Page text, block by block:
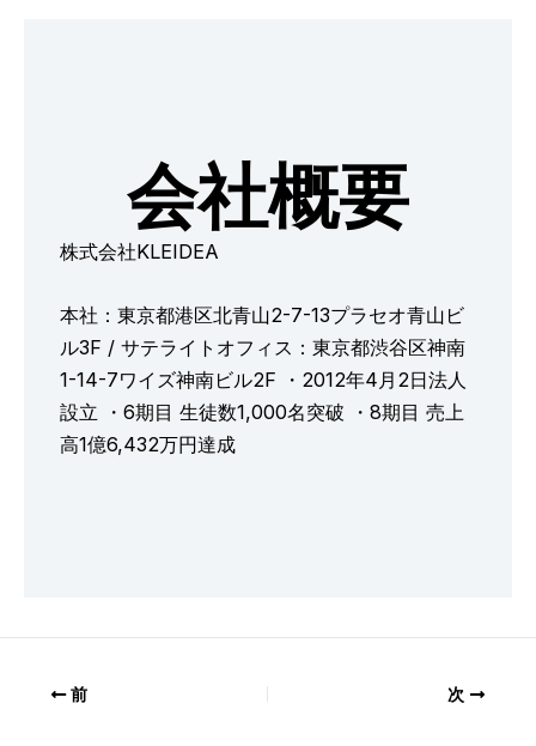
会社概要
株式会社KLEIDEA
本社：東京都港区北青山2-7-13プラセオ青山ビ
ル3F / サテライトオフィス：東京都渋谷区神南
1-14-7ワイズ神南ビル2F ・2012年4月2日法人
設立 ・6期目 生徒数1,000名突破 ・8期目 売上
高1億6,432万円達成
前 次